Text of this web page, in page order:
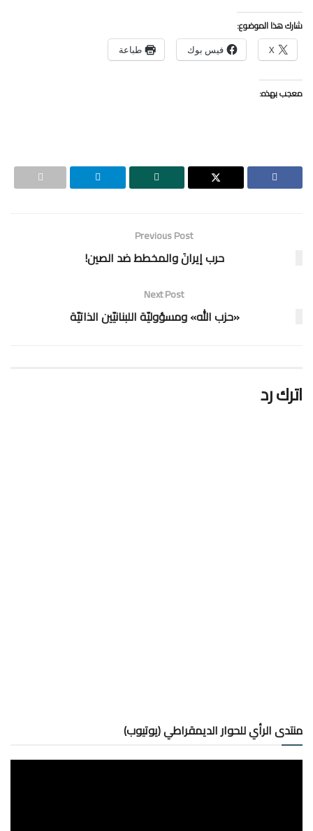
شارك هذا الموضوع:
X فيس بوك طباعة
معجب بهذه:
Previous Post
حرب إيرانَ والمخطط ضد الصين!
Next Post
«حزب الله» ومسؤوليّة اللبنانيّين الذاتيّة
اترك رد
منتدى الرأي للحوار الديمقراطي (يوتيوب)